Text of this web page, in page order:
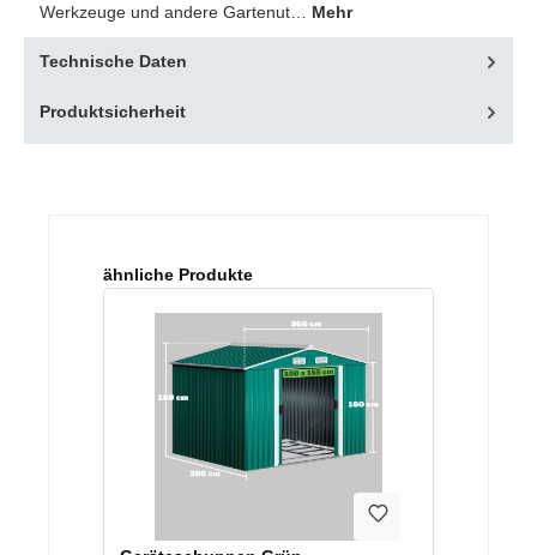
Werkzeuge und andere Gartenut… Mehr
Technische Daten
Produktsicherheit
Produktgalerie überspringen
ähnliche Produkte